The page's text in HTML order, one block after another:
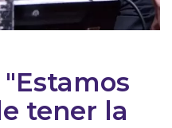
tener la